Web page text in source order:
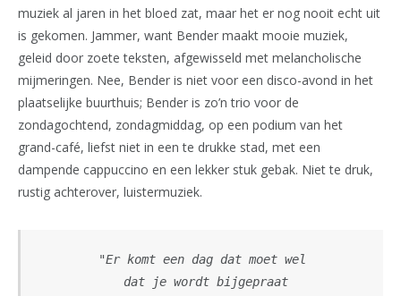
muziek al jaren in het bloed zat, maar het er nog nooit echt uit
is gekomen. Jammer, want Bender maakt mooie muziek,
geleid door zoete teksten, afgewisseld met melancholische
mijmeringen. Nee, Bender is niet voor een disco-avond in het
plaatselijke buurthuis; Bender is zo’n trio voor de
zondagochtend, zondagmiddag, op een podium van het
grand-café, liefst niet in een te drukke stad, met een
dampende cappuccino en een lekker stuk gebak. Niet te druk,
rustig achterover, luistermuziek.
"Er komt een dag dat moet wel
dat je wordt bijgepraat